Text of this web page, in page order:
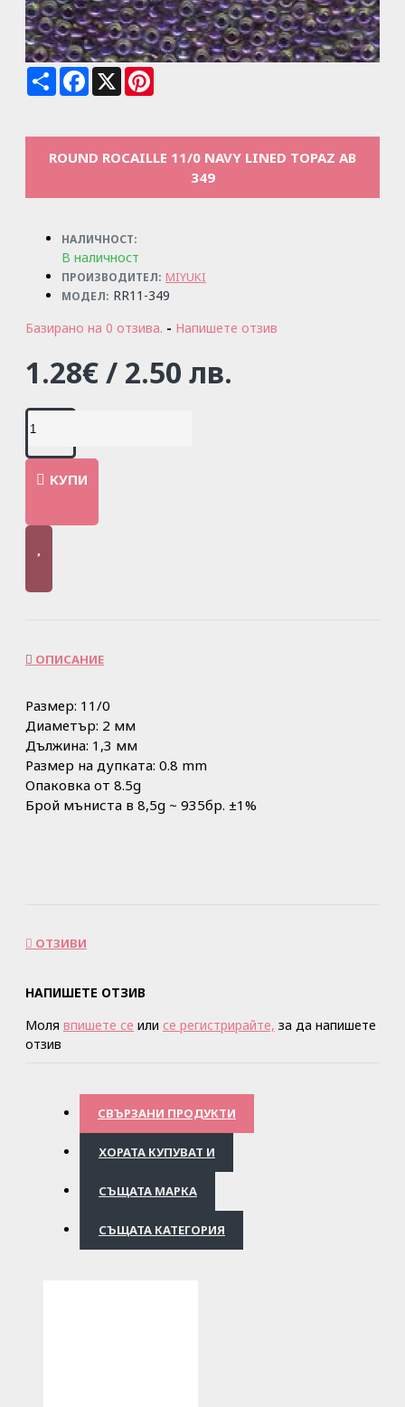
Share Facebook
X
ROUND ROCAILLE 11/0 NAVY LINED TOPAZ AB
349
НАЛИЧНОСТ:
В наличност
ПРОИЗВОДИТЕЛ: MIYUKI
МОДЕЛ: RR11-349
Базирано на 0 отзива. - Напишете отзив
1.28€ / 2.50 лв.
КУПИ
ОПИСАНИЕ
Размер: 11/0
Диаметър: 2 мм
Дължина: 1,3 мм
Размер на дупката: 0.8 mm
Опаковка от 8.5g
Брой мъниста в 8,5g ~ 935бр. ±1%
ОТЗИВИ
НАПИШЕТЕ ОТЗИВ
Моля впишете се или се регистрирайте, за да напишете
отзив
СВЪРЗАНИ ПРОДУКТИ
ХОРАТА КУПУВАТ И
СЪЩАТА МАРКА
СЪЩАТА КАТЕГОРИЯ